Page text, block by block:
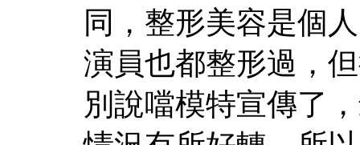
同，整形美容是個
演員也都整形過，
別說噹模特宣傳了